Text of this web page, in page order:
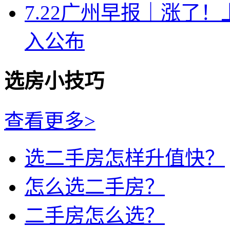
7.22广州早报｜涨了
入公布
选房小技巧
查看更多>
选二手房怎样升值快？
怎么选二手房？
二手房怎么选？